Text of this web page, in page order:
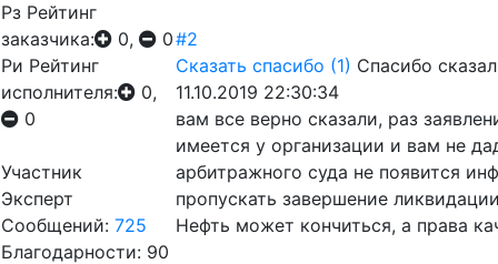
Рз Рейтинг
заказчика:
0,
0
Ри Рейтинг
исполнителя:
0,
0
Участник
Эксперт
Сообщений: 725
Благодарности: 90
#2
Сказать спасибо (1) Спасибо
11.10.2019 22:30:34
вам все верно сказали, раз
имеется у организации и вам не
арбитражного суда не появится
пропускать завершение
Нефть может кончиться, а права